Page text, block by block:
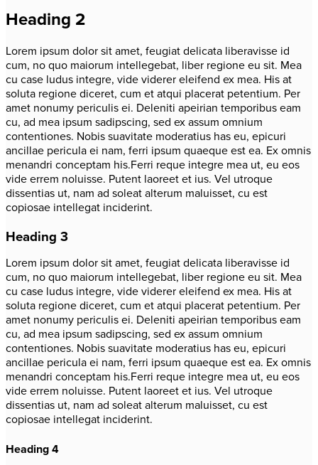
Heading 2
Lorem ipsum dolor sit amet, feugiat delicata liberavisse id
cum, no quo maiorum intellegebat, liber regione eu sit. Mea
cu case ludus integre, vide viderer eleifend ex mea. His at
soluta regione diceret, cum et atqui placerat petentium. Per
amet nonumy periculis ei. Deleniti apeirian temporibus eam
cu, ad mea ipsum sadipscing, sed ex assum omnium
contentiones. Nobis suavitate moderatius has eu, epicuri
ancillae pericula ei nam, ferri ipsum quaeque est ea. Ex omnis
menandri conceptam his.Ferri reque integre mea ut, eu eos
vide errem noluisse. Putent laoreet et ius. Vel utroque
dissentias ut, nam ad soleat alterum maluisset, cu est
copiosae intellegat inciderint.
Heading 3
Lorem ipsum dolor sit amet, feugiat delicata liberavisse id
cum, no quo maiorum intellegebat, liber regione eu sit. Mea
cu case ludus integre, vide viderer eleifend ex mea. His at
soluta regione diceret, cum et atqui placerat petentium. Per
amet nonumy periculis ei. Deleniti apeirian temporibus eam
cu, ad mea ipsum sadipscing, sed ex assum omnium
contentiones. Nobis suavitate moderatius has eu, epicuri
ancillae pericula ei nam, ferri ipsum quaeque est ea. Ex omnis
menandri conceptam his.Ferri reque integre mea ut, eu eos
vide errem noluisse. Putent laoreet et ius. Vel utroque
dissentias ut, nam ad soleat alterum maluisset, cu est
copiosae intellegat inciderint.
Heading 4